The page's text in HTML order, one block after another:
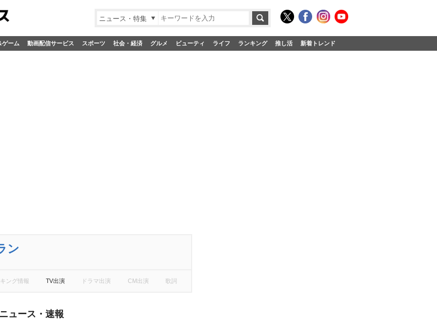
ニュース・特集
ゲーム 動画配信サービス スポーツ 社会・経済 グルメ ビューティ ライフ ランキング 推し活 新着トレンド
ン
ング情報 TV出演 ドラマ出演 CM出演 歌詞
ュース・速報